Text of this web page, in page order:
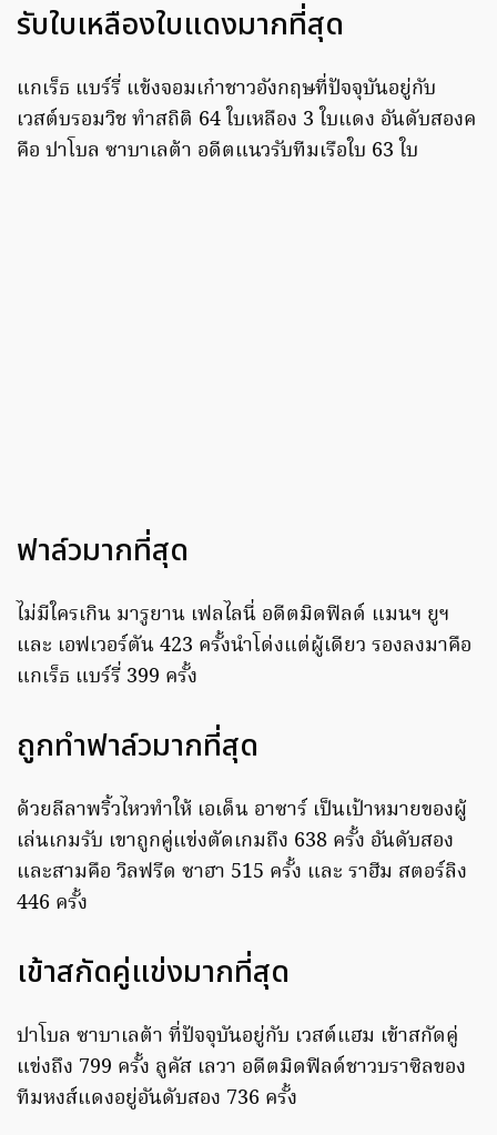
รับใบเหลืองใบแดงมากที่สุด
แกเร็ธ แบร์รี่ แข้งจอมเก๋าชาวอังกฤษที่ปัจจุบันอยู่กับ
เวสต์บรอมวิช ทำสถิติ 64 ใบเหลือง 3 ใบแดง อันดับสองค
คือ ปาโบล ซาบาเลต้า อดีตแนวรับทีมเรือใบ 63 ใบ
ฟาล์วมากที่สุด
ไม่มีใครเกิน มารูยาน เฟลไลนี่ อดีตมิดฟิลด์ แมนฯ ยูฯ
และ เอฟเวอร์ตัน 423 ครั้งนำโด่งแต่ผู้เดียว รองลงมาคือ
แกเร็ธ แบร์รี่ 399 ครั้ง
ถูกทำฟาล์วมากที่สุด
ด้วยลีลาพริ้วไหวทำให้ เอเด็น อาซาร์ เป็นเป้าหมายของผู้
เล่นเกมรับ เขาถูกคู่แข่งตัดเกมถึง 638 ครั้ง อันดับสอง
และสามคือ วิลฟรีด ซาฮา 515 ครั้ง และ ราฮีม สตอร์ลิง
446 ครั้ง
เข้าสกัดคู่แข่งมากที่สุด
ปาโบล ซาบาเลต้า ที่ปัจจุบันอยู่กับ เวสต์แฮม เข้าสกัดคู่
แข่งถึง 799 ครั้ง ลูคัส เลวา อดีตมิดฟิลด์ชาวบราซิลของ
ทีมหงส์แดงอยู่อันดับสอง 736 ครั้ง